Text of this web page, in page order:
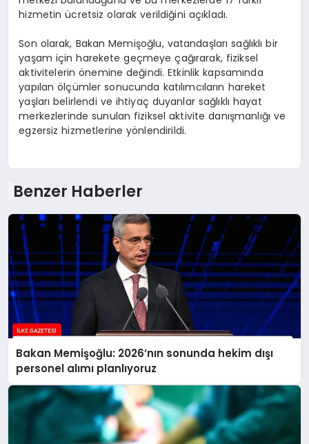
hizmetin ücretsiz olarak verildiğini açıkladı.
Son olarak, Bakan Memişoğlu, vatandaşları sağlıklı bir
yaşam için harekete geçmeye çağırarak, fiziksel
aktivitelerin önemine değindi. Etkinlik kapsamında
yapılan ölçümler sonucunda katılımcıların hareket
yaşları belirlendi ve ihtiyaç duyanlar sağlıklı hayat
merkezlerinde sunulan fiziksel aktivite danışmanlığı ve
egzersiz hizmetlerine yönlendirildi.
Benzer Haberler
Bakan Memişoğlu: 2026’nın sonunda hekim dışı
personel alımı planlıyoruz